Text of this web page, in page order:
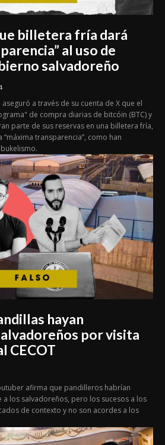
billetera fría dará
al uso de
salvadoreño
a través de su cuenta de X que el
de compra diarias de bitcóin (BTC) y
parte de sus reservas en una billetera fría,
transparencia”, como han
hayan
por visita
CECOT
afirma que pandilleros habrían
los salvadoreños, pero los sucesos a los
de contexto y no son acordes a los